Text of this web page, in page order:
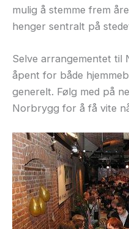
mulig å stemme frem
henger sentralt på
Selve arrangementet til
åpent for både
generelt. Følg med på
Norbrygg for å få vite